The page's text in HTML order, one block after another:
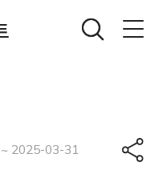
2025-03-31